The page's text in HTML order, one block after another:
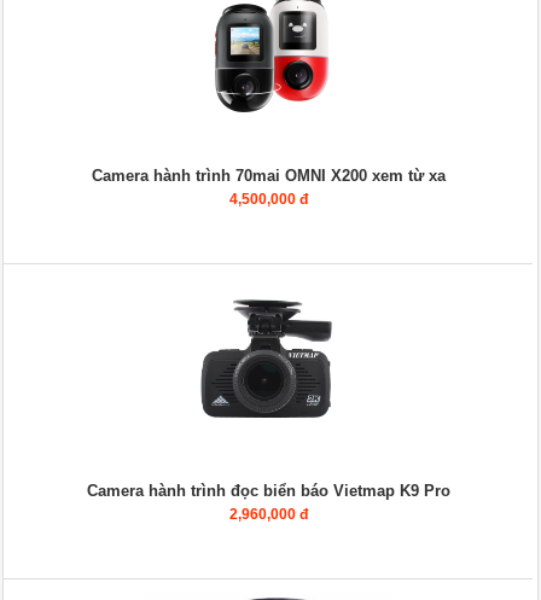
Camera hành trình 70mai OMNI X200 xem từ xa
4,500,000 đ
Camera hành trình đọc biển báo Vietmap K9 Pro
2,960,000 đ